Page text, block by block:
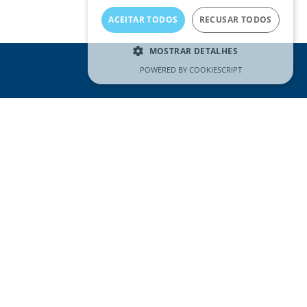
REDES SOCIAIS
ACEITAR TODOS RECUSAR TODOS
MOSTRAR DETALHES
POWERED BY COOKIESCRIPT